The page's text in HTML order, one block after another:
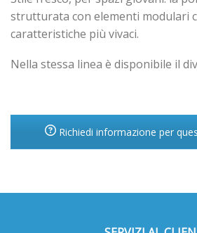
strutturata con elementi modulari
caratteristiche più vivaci.
Nella stessa linea è disponibile il
Richiedi informazione per